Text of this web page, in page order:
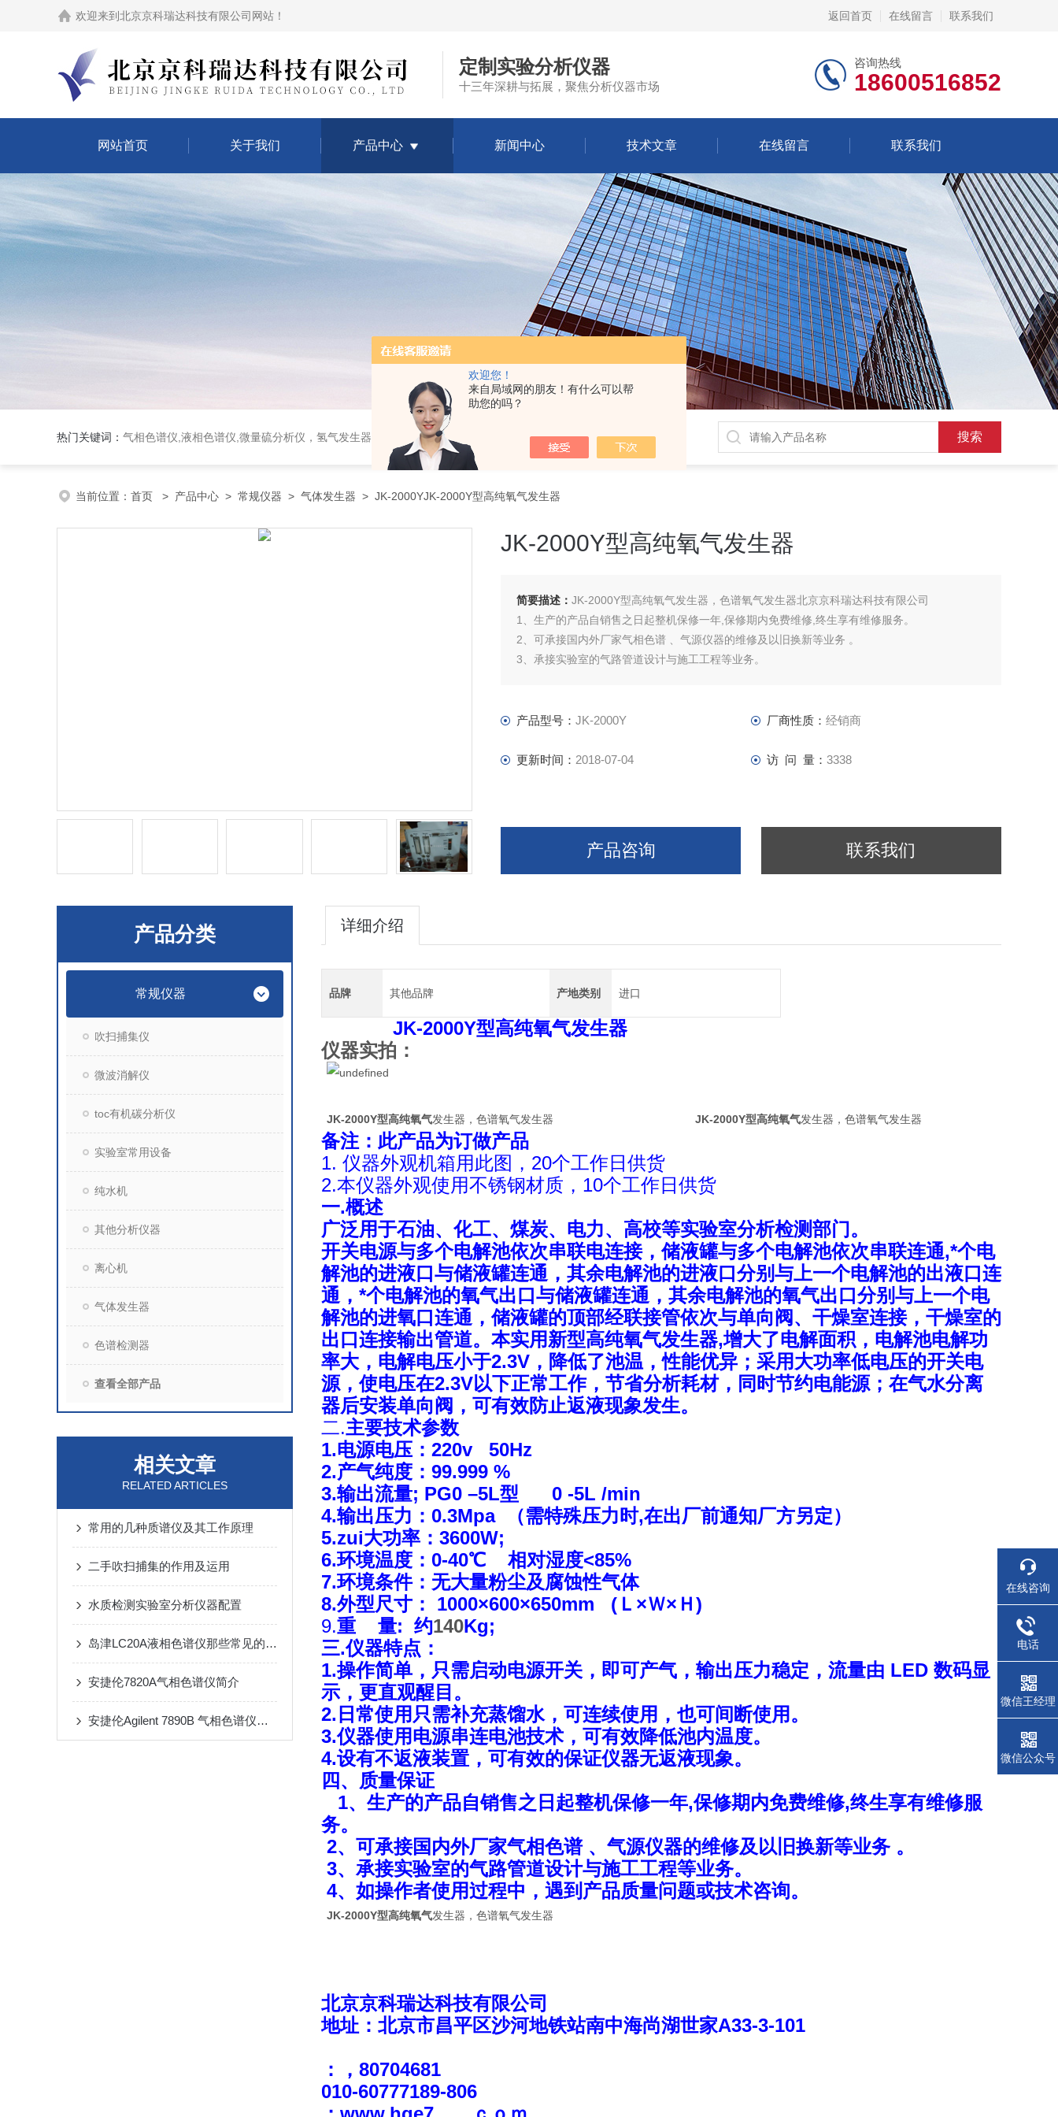
欢迎您！
来自局域网的朋友！有什么可以帮
助您的吗？
欢迎来到 北京京科瑞达科技有限公司网站 ！ 返回首页 在线留言 联系我们
定制实验分析仪器
十三年深耕与拓展，聚焦分析仪器市场
咨询热线
18600516852
网站首页 关于我们 产品中心 新闻中心 技术文章 在线留言 联系我们
热门关键词： 气相色谱仪,液相色谱仪,微量硫分析仪，氢气发生器，氮气发生器，空气发生器，色谱耗件（N2000色谱工作站，色谱柱、阀件、进样器、色谱担体），顶空进样器，热解析仪，紫外分光光度计，原子吸收分光光度计，傅立叶红外光谱仪，分析天平等常规实验室产品。
当前位置： 首页 > 产品中心 > 常规仪器 > 气体发生器 > JK-2000YJK-2000Y型高纯氧气发生器
JK-2000Y型高纯氧气发生器
简要描述： JK-2000Y型高纯氧气发生器，色谱氧气发生器北京京科瑞达科技有限公司
1、生产的产品自销售之日起整机保修一年,保修期内免费维修,终生享有维修服务。
2、可承接国内外厂家气相色谱 、气源仪器的维修及以旧换新等业务 。
3、承接实验室的气路管道设计与施工工程等业务。
产品型号： JK-2000Y 厂商性质： 经销商
更新时间： 2018-07-04 访 问 量： 3338
产品咨询 联系我们
产品分类
常规仪器
吹扫捕集仪
微波消解仪
toc有机碳分析仪
实验室常用设备
纯水机
其他分析仪器
离心机
气体发生器
色谱检测器
查看全部产品
相关文章
RELATED ARTICLES
常用的几种质谱仪及其工作原理
二手吹扫捕集的作用及运用
水质检测实验室分析仪器配置
岛津LC20A液相色谱仪那些常见的问题如何解决？
安捷伦7820A气相色谱仪简介
安捷伦Agilent 7890B 气相色谱仪简介
详细介绍
品牌 其他品牌 产地类别 进口
JK-2000Y型高纯氧气发生器
仪器实拍：
JK-2000Y型高纯氧气发生器，色谱氧气发生器 JK-2000Y型高纯氧气发生器，色谱氧气发生器
备注：此产品为订做产品
1. 仪器外观机箱用此图，20个工作日供货
2.本仪器外观使用不锈钢材质，10个工作日供货
一.概述
广泛用于石油、化工、煤炭、电力、高校等实验室分析检测部门。
开关电源与多个电解池依次串联电连接，储液罐与多个电解池依次串联连通,*个电
解池的进液口与储液罐连通，其余电解池的进液口分别与上一个电解池的出液口连
通，*个电解池的氧气出口与储液罐连通，其余电解池的氧气出口分别与上一个电
解池的进氧口连通，储液罐的顶部经联接管依次与单向阀、干燥室连接，干燥室的
出口连接输出管道。本实用新型高纯氧气发生器,增大了电解面积，电解池电解功
率大，电解电压小于2.3V，降低了池温，性能优异；采用大功率低电压的开关电
源，使电压在2.3V以下正常工作，节省分析耗材，同时节约电能源；在气水分离
器后安装单向阀，可有效防止返液现象发生。
二.主要技术参数
1.电源电压： 220v 50Hz
2.产气纯度： 99.999 %
3.输出流量; PG0 –5L型 0 -5L /min
4.输出压力： 0.3Mpa （需特殊压力时,在出厂前通知厂方另定）
5.zui大功率：3600W;
6.环境温度： 0-40℃ 相对湿度<85%
7.环境条件：无大量粉尘及腐蚀性气体
8.外型尺寸： 1000×600×650mm ( Ｌ×Ｗ×Ｈ)
9.重 量: 约140Kg;
三.仪器特点：
1.操作简单，只需启动电源开关，即可产气，输出压力稳定，流量由 LED 数码显
示，更直观醒目。
2.日常使用只需补充蒸馏水，可连续使用，也可间断使用。
3.仪器使用电源串连电池技术，可有效降低池内温度。
4.设有不返液装置，可有效的保证仪器无返液现象。
四、
质量保证
1、生产的产品自销售之日起整机保修一年,保修期内免费维修,终生享有维修服
务。
2、可承接国内外厂家气相色谱、 气源仪器的维修及以旧换新等业务 。
3、承接实验室的气路管道设计与施工工程等业务。
4、如操作者使用过程中，遇到产品质量问题或技术咨询。
JK-2000Y型高纯氧气发生器，色谱氧气发生器
北京京科瑞达科技有限公司
地址：北京市昌平区沙河地铁站南中海尚湖世家A33-3-101
：，80704681
010-60777189-806
在线咨询
电话
微信王经理
微信公众号